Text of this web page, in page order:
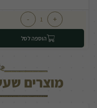
+
-
הוספה לסל
מוצרים